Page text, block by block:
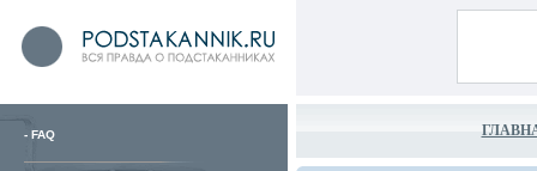
- FAQ